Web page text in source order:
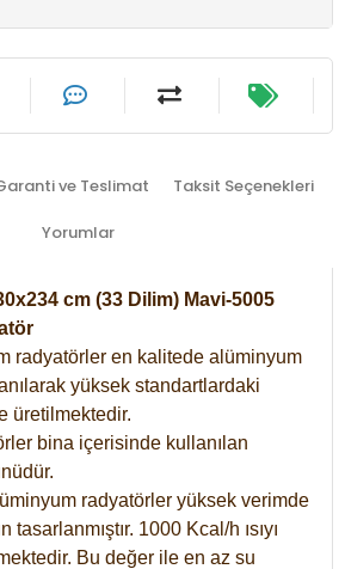
ve Teslimat Taksit Seçenekleri
Yorumlar
cm (33 Dilim) Mavi-5005
radyatörler en kalitede alüminyum
yüksek standartlardaki
üretilmektedir.
bina içerisinde kullanılan
radyatörler yüksek verimde
tasarlanmıştır. 1000 Kcal/h ısıyı
Bu değer ile en az su